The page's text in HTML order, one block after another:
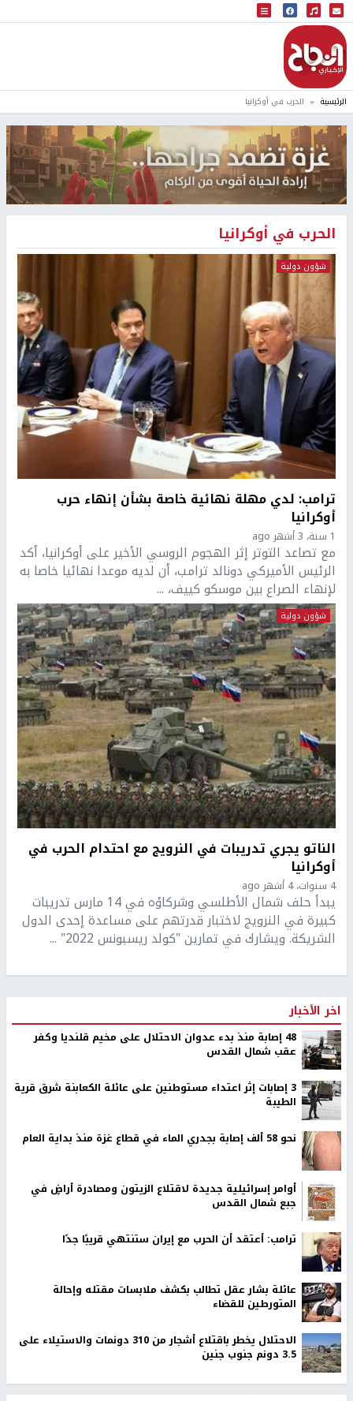
البث المباشر
إذاعة النجاح
الرئيسية الحرب في أوكرانيا
الحرب في أوكرانيا
شؤون دولية
ترامب: لدي مهلة نهائية خاصة بشأن إنهاء حرب
أوكرانيا
1 سنة، 3 أشهر ago
مع تصاعد التوتر إثر الهجوم الروسي الأخير على أوكرانيا، أكد
الرئيس الأميركي دونالد ترامب، أن لديه موعدا نهائيا خاصا به
لإنهاء الصراع بين موسكو كييف، ...
شؤون دولية
الناتو يجري تدريبات في النرويج مع احتدام الحرب في
أوكرانيا
4 سنوات، 4 أشهر ago
يبدأ حلف شمال الأطلسي وشركاؤه في 14 مارس تدريبات
كبيرة في النرويج لاختبار قدرتهم على مساعدة إحدى الدول
الشريكة. ويشارك في تمارين "كولد ريسبونس 2022" ...
اخر الأخبار
48 إصابة منذ بدء عدوان الاحتلال على مخيم قلنديا وكفر
عقب شمال القدس
‏3 إصابات إثر اعتداء مستوطنين على عائلة الكعابنة شرق قرية
الطيبة
نحو 58 ألف إصابة بجدري الماء في قطاع غزة منذ بداية العام
أوامر إسرائيلية جديدة لاقتلاع الزيتون ومصادرة أراضٍ في
جبع شمال القدس
ترامب: أعتقد أن الحرب مع إيران ستنتهي قريبًا جدًا
عائلة بشار عقل تطالب بكشف ملابسات مقتله وإحالة
المتورطين للقضاء
الاحتلال يخطر باقتلاع أشجار من 310 دونمات والاستيلاء على
3.5 دونم جنوب جنين